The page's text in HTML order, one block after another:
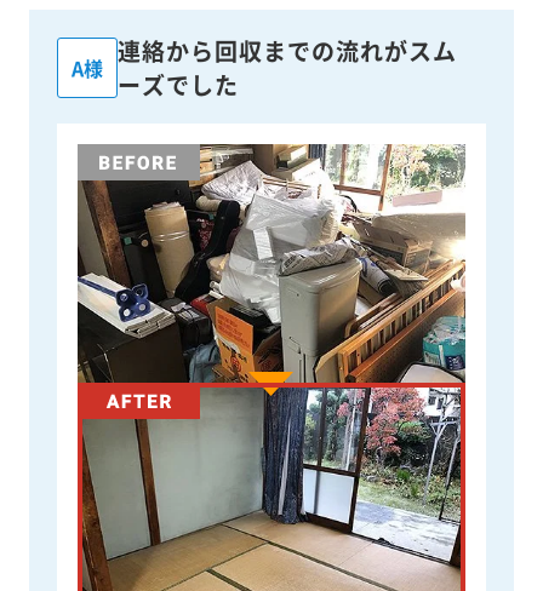
A様
連絡から回収までの流れがスム
ーズでした